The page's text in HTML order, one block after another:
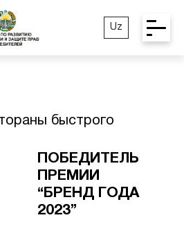
Uz
быстрого
ПОБЕДИТЕЛЬ
ПРЕМИИ
“БРЕНД ГОДА
2023”